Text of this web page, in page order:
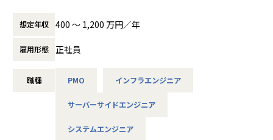
B2Cから業務アプリケーションまで様々なシステム開発を上
流からリリースまでワンストップに提案するシステム開発会
社です。
フロント/バックエンド〜インフラレイヤまで全領域にわたる
お任せしていきます。
想定年収 400 〜 1,200 万円／年
雇用形態 正社員
職種 PMO インフラエンジニア
サーバーサイドエンジニア
システムエンジニア